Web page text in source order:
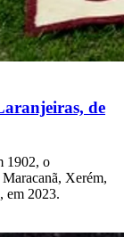
de
1902, o
Xerém,
em 2023.